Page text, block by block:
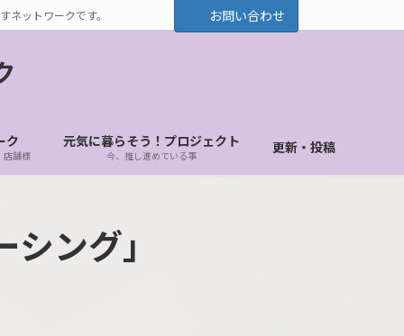
ットワークです。 お問い合わせ
ク
店舗様
元気に暮らそう！プロジェクト
今、推し進めている事 更新・投稿
ング」